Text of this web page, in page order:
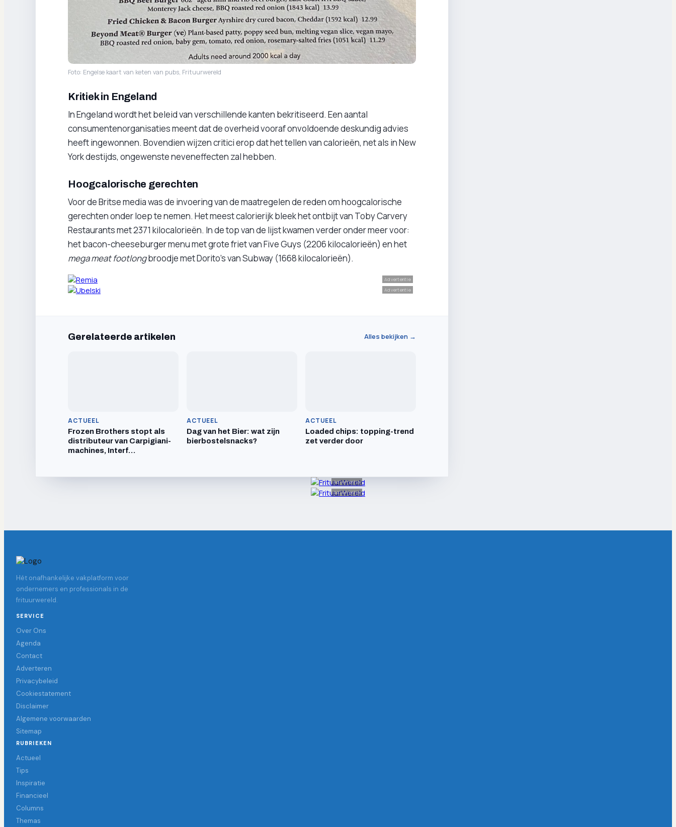
Foto: Engelse kaart van keten van pubs, Frituurwereld
Kritiek in Engeland
In Engeland wordt het beleid van verschillende kanten bekritiseerd. Een aantal
consumentenorganisaties meent dat de overheid vooraf onvoldoende deskundig advies
heeft ingewonnen. Bovendien wijzen critici erop dat het tellen van calorieën, net als in New
York destijds, ongewenste neveneffecten zal hebben.
Hoogcalorische gerechten
Voor de Britse media was de invoering van de maatregelen de reden om hoogcalorische
gerechten onder loep te nemen. Het meest calorierijk bleek het ontbijt van Toby Carvery
Restaurants met 2371 kilocalorieën. In de top van de lijst kwamen verder onder meer voor:
het bacon-cheeseburger menu met grote friet van Five Guys (2206 kilocalorieën) en het
mega meat footlongbroodje met Dorito’s van Subway (1668 kilocalorieën).
Advertentie
Advertentie
Gerelateerde artikelen Alles bekijken →
ACTUEEL
Frozen Brothers stopt als
distributeur van Carpigiani-
machines, Interf…
ACTUEEL
Dag van het Bier: wat zijn
bierbostelsnacks?
ACTUEEL
Loaded chips: topping-trend
zet verder door
Advertentie
Advertentie
Hét onafhankelijke vakplatform voor
ondernemers en professionals in de
frituurwereld.
SERVICE
Over Ons
Agenda
Contact
Adverteren
Privacybeleid
Cookiestatement
Disclaimer
Algemene voorwaarden
Sitemap
RUBRIEKEN
Actueel
Tips
Inspiratie
Financieel
Columns
Themas